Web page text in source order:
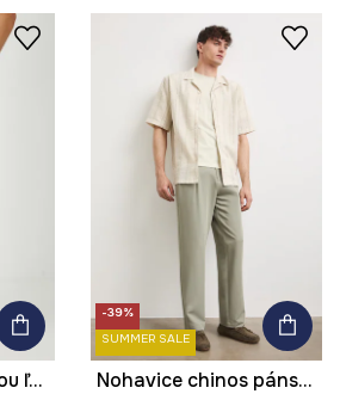
Nohavice s prímesou ľanu pánske s opaskom
-39%
SUMMER SALE
Nohavice chinos pánske s viskózou hladké